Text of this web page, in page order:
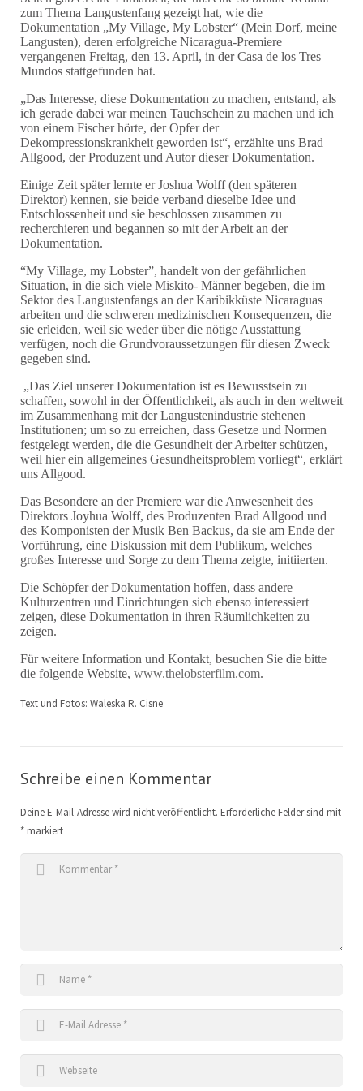
Volontariat
LoCreo
Lokale Entwicklung in Malacatoya
Música en los Barrios
Radio Volcán
Stadtarchiv
Kunstbibliothek
Vorstand
ES
DE
EN
zum Thema Langustenfang gezeigt hat, wie die
Dokumentation „My Village, My Lobster“ (Mein Dorf, meine
Langusten), deren erfolgreiche Nicaragua-Premiere
vergangenen Freitag, den 13. April, in der Casa de los Tres
Mundos stattgefunden hat.
„Das Interesse, diese Dokumentation zu machen, entstand, als
ich gerade dabei war meinen Tauchschein zu machen und ich
von einem Fischer hörte, der Opfer der
Dekompressionskrankheit geworden ist“, erzählte uns Brad
Allgood, der Produzent und Autor dieser Dokumentation.
Einige Zeit später lernte er Joshua Wolff (den späteren
Direktor) kennen, sie beide verband dieselbe Idee und
Entschlossenheit und sie beschlossen zusammen zu
recherchieren und begannen so mit der Arbeit an der
Dokumentation.
“My Village, my Lobster”, handelt von der gefährlichen
Situation, in die sich viele Miskito- Männer begeben, die im
Sektor des Langustenfangs an der Karibikküste Nicaraguas
arbeiten und die schweren medizinischen Konsequenzen, die
sie erleiden, weil sie weder über die nötige Ausstattung
verfügen, noch die Grundvoraussetzungen für diesen Zweck
gegeben sind.
„Das Ziel unserer Dokumentation ist es Bewusstsein zu
schaffen, sowohl in der Öffentlichkeit, als auch in den weltweit
im Zusammenhang mit der Langustenindustrie stehenen
Institutionen; um so zu erreichen, dass Gesetze und Normen
festgelegt werden, die die Gesundheit der Arbeiter schützen,
weil hier ein allgemeines Gesundheitsproblem vorliegt“, erklärt
uns Allgood.
Das Besondere an der Premiere war die Anwesenheit des
Direktors Joyhua Wolff, des Produzenten Brad Allgood und
des Komponisten der Musik Ben Backus, da sie am Ende der
Vorführung, eine Diskussion mit dem Publikum, welches
großes Interesse und Sorge zu dem Thema zeigte, initiierten.
Die Schöpfer der Dokumentation hoffen, dass andere
Kulturzentren und Einrichtungen sich ebenso interessiert
zeigen, diese Dokumentation in ihren Räumlichkeiten zu
zeigen.
Für weitere Information und Kontakt, besuchen Sie die bitte
die folgende Website, www.thelobsterfilm.com.
Text und Fotos: Waleska R. Cisne
Schreibe einen Kommentar
Deine E-Mail-Adresse wird nicht veröffentlicht. Erforderliche Felder sind mit
*markiert